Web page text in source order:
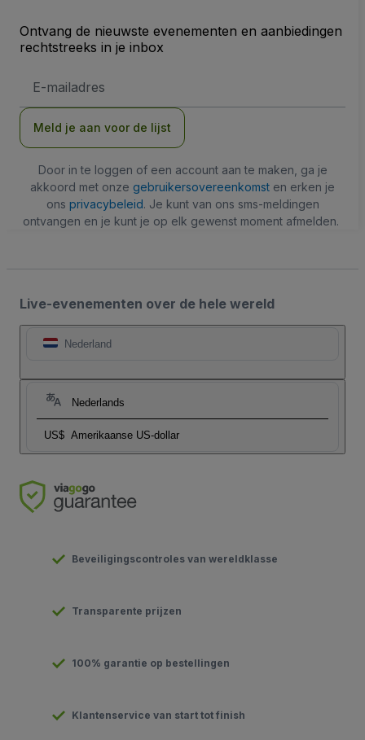
Ontvang de nieuwste evenementen en aanbiedingen
rechtstreeks in je inbox
mailadres
Meld je aan voor de lijst
Door in te loggen of een account aan te maken, ga je
akkoord met onze gebruikersovereenkomst en erken je
ons privacybeleid. Je kunt van ons sms-meldingen
ontvangen en je kunt je op elk gewenst moment afmelden.
Live-evenementen over de hele wereld
Nederland
Nederlands
US$ Amerikaanse US-dollar
Beveiligingscontroles van wereldklasse
Transparente prijzen
100% garantie op bestellingen
Klantenservice van start tot finish